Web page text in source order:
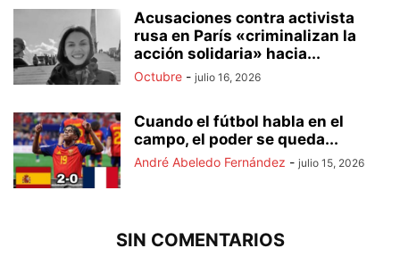
Acusaciones contra activista
rusa en París «criminalizan la
acción solidaria» hacia...
Octubre - julio 16, 2026
Cuando el fútbol habla en el
campo, el poder se queda...
André Abeledo Fernández - julio 15, 2026
SIN COMENTARIOS